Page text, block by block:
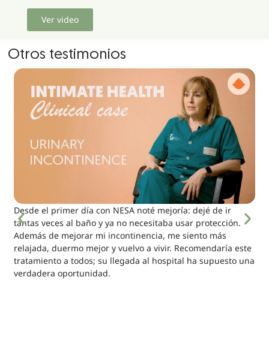
Ver video
Otros testimonios
Desde el primer día con NESA noté mejoría: dejé de ir
tantas veces al baño y ya no necesitaba usar protección.
Además de mejorar mi incontinencia, me siento más
relajada, duermo mejor y vuelvo a vivir. Recomendaría este
tratamiento a todos; su llegada al hospital ha supuesto una
verdadera oportunidad.